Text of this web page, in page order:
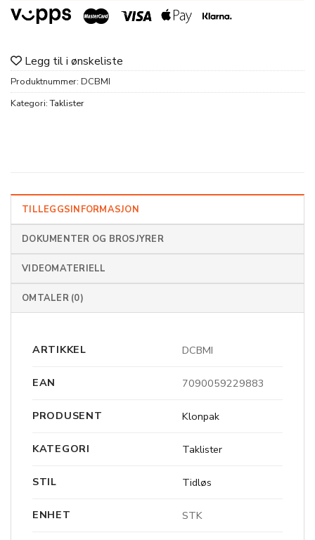
Legg til i ønskeliste
Produktnummer: DCBMI
Kategori:Taklister
TILLEGGSINFORMASJON
DOKUMENTER OG BROSJYRER
VIDEOMATERIELL
OMTALER (0)
ARTIKKEL DCBMI
EAN 7090059229883
PRODUSENT Klonpak
KATEGORI Taklister
STIL Tidløs
ENHET STK